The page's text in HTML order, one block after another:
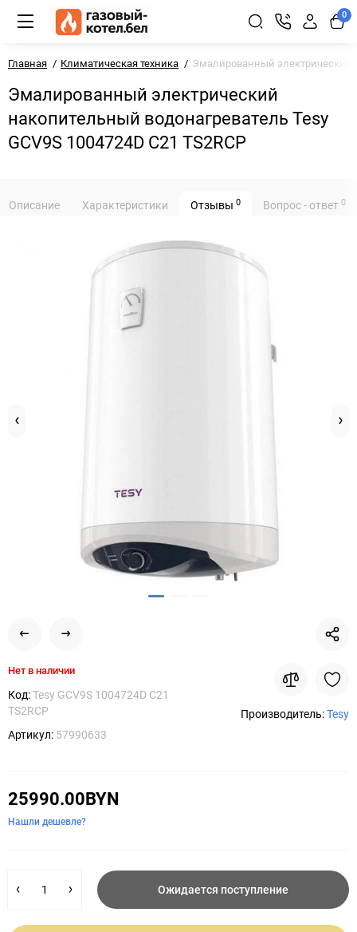
0
Главная Климатическая техника Эмалированный электрический
Эмалированный электрический
накопительный водонагреватель Tesy
GCV9S 1004724D C21 TS2RCP
Описание Характеристики Отзывы 0 Вопрос - ответ 0
Нет в наличии
Код:Tesy GCV9S 1004724D C21
TS2RCP
Артикул: 57990633
Производитель:Tesy
25990.00BYN
Нашли дешевле?
Ожидается поступление